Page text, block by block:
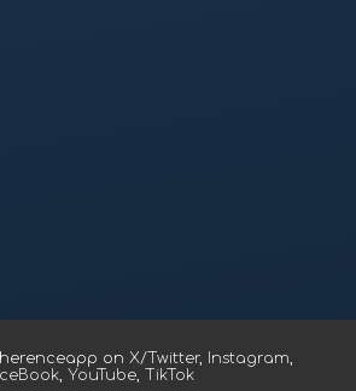
on X/Twitter, Instagram,
, YouTube, TikTok